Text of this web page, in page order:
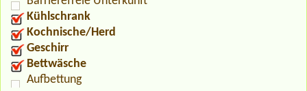
Kühlschrank
Kochnische/Herd
Geschirr
Bettwäsche
Aufbettung